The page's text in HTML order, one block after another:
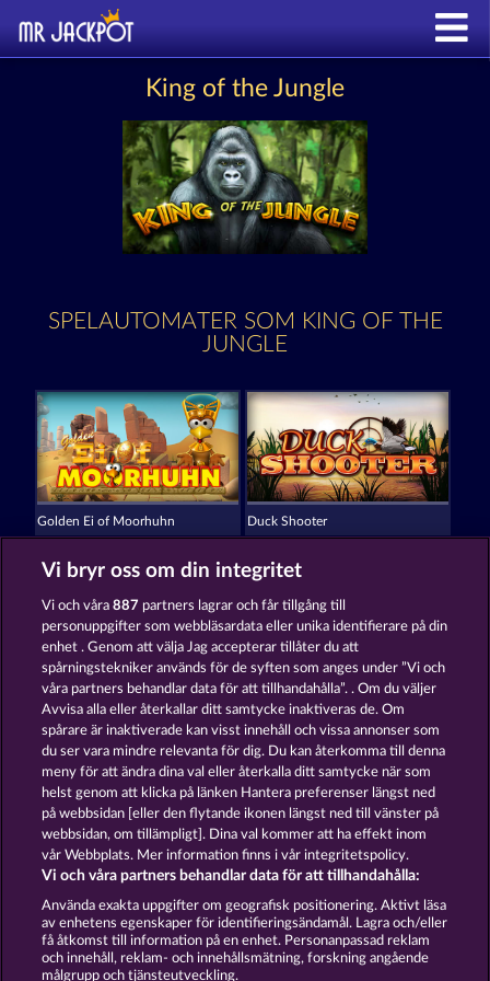
King of the Jungle
SPELAUTOMATER SOM KING OF THE
JUNGLE
Golden Ei of Moorhuhn Duck Shooter
Beautiful Nature Majestic King
Användarvillkor
Sekretess- och cookiepolicy Avtryck
Om Företaget FAQ
Skicka in en begäran om att ångra köpet
Vi bryr oss om din integritet
Vi och våra887 partners lagrar och får tillgång till
personuppgifter som webbläsardata eller unika identifierare på din
enhet . Genom att välja Jag accepterar tillåter du att
spårningstekniker används för de syften som anges under ”Vi och
våra partners behandlar data för att tillhandahålla”. . Om du väljer
Avvisa alla eller återkallar ditt samtycke inaktiveras de. Om
spårare är inaktiverade kan visst innehåll och vissa annonser som
du ser vara mindre relevanta för dig. Du kan återkomma till denna
meny för att ändra dina val eller återkalla ditt samtycke när som
helst genom att klicka på länken Hantera preferenser längst ned
på webbsidan [eller den flytande ikonen längst ned till vänster på
webbsidan, om tillämpligt]. Dina val kommer att ha effekt inom
vår Webbplats. Mer information finns i vår integritetspolicy.
Vi och våra partners behandlar data för att tillhandahålla:
Använda exakta uppgifter om geografisk positionering. Aktivt läsa
av enhetens egenskaper för identifieringsändamål. Lagra och/eller
få åtkomst till information på en enhet. Personanpassad reklam
och innehåll, reklam- och innehållsmätning, forskning angående
målgrupp och tjänsteutveckling.